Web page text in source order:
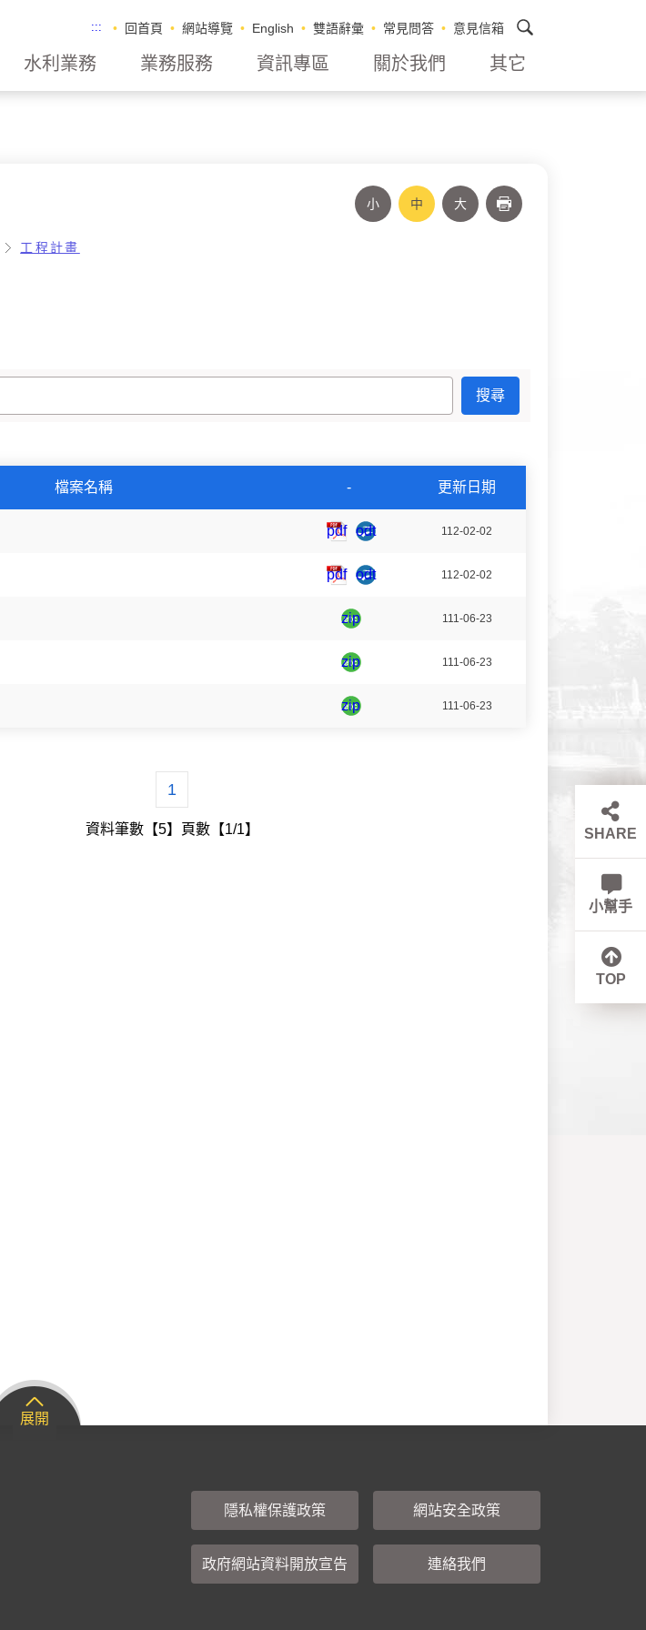
::: 回首頁 網站導覽 English 雙語辭彙 常見問答 意見信箱
水利業務 業務服務 資訊專區 關於我們 其它
小 中 大
工程計畫
檔案名稱 - 更新日期
pdf 20220623112953401441.pdf
odt20230202142827114407.odt
112-02-02
pdf 20220623112918564413.pdf
odt20230202142913963915.odt
112-02-02
zip20220623112847633618.zip
111-06-23
zip2022062311280027778.zip
111-06-23
zip20220623112714614228.zip
111-06-23
1
資料筆數【5】頁數【1/1】
展開
隱私權保護政策 網站安全政策
政府網站資料開放宣告 連絡我們
SHARE
小幫手
TOP